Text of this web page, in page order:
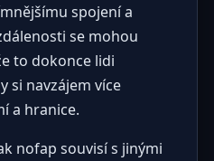
spojení a
se mohou
to dokonce lidi
si navzájem více
a hranice.
nofap souvisí s jinými